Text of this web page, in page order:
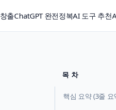
출ChatGPT 완전정복AI 도구 추천
목 차
핵심 요약 (3줄 요